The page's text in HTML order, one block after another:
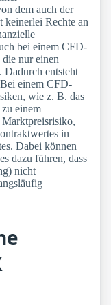
dem auch der
Rechte an
bei einem CFD-
nur einen
entsteht
einem CFD-
wie z. B. das
einem
Marktpreisrisiko,
in
Dabei können
dazu führen, dass
nicht